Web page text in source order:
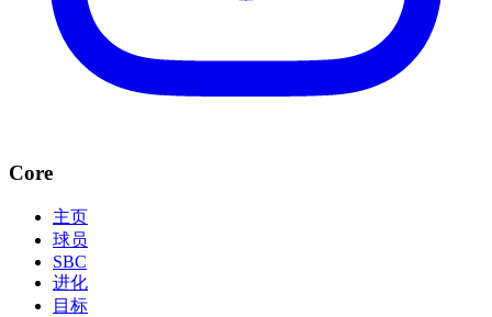
Core
主页
球员
SBC
进化
目标